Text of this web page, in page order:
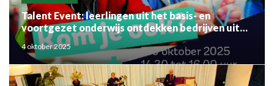
Talent Event: leerlingen uit het basis- en
voortgezet onderwijs ontdekken bedrijven uit
de regio
4 oktober 2025